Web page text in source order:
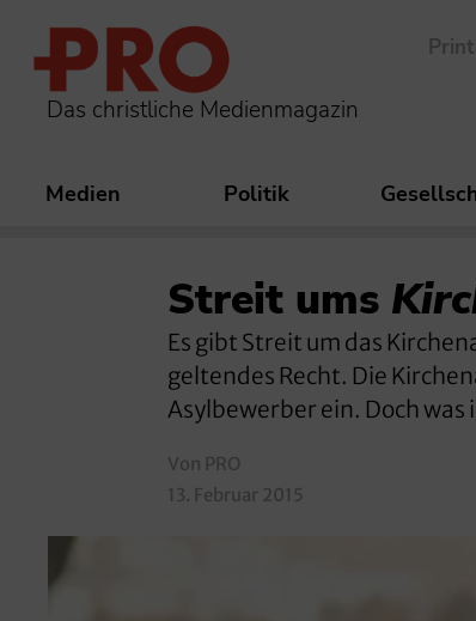
Das christliche Medienmagazin
Medien Politik
Streit ums
Es gibt Streit um das
geltendes Recht. Die
Asylbewerber ein. Doch
Von PRO
13. Februar 2015